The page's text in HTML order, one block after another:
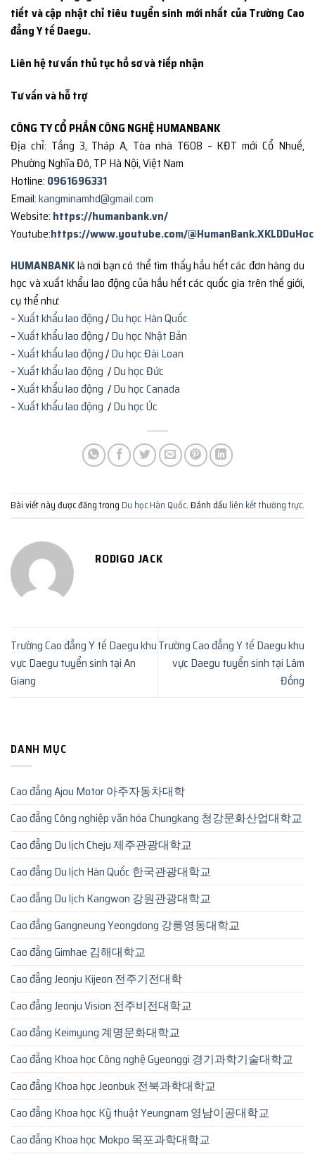
tiết và cập nhật chỉ tiêu tuyển sinh mới nhất của Trường Cao
đẳng Y tế Daegu.
Liên hệ tư vấn thủ tục hồ sơ và tiếp nhận
Tư vấn và hỗ trợ
CÔNG TY CỔ PHẦN CÔNG NGHỆ HUMANBANK
Địa chỉ: Tầng 3, Tháp A, Tòa nhà T608 – KĐT mới Cổ Nhuế,
Phường Nghĩa Đô, TP Hà Nội, Việt Nam
Hotline: 0961696331
Email:kangminamhd@gmail.com
Website: https://humanbank.vn/
Youtube:https://www.youtube.com/@HumanBank.XKLDDuHoc
HUMANBANKlà nơi bạn có thể tìm thấy hầu hết các đơn hàng du
học và xuất khẩu lao động của hầu hết các quốc gia trên thế giới,
cụ thể như:
–Xuất khẩu lao động/Du học Hàn Quốc
–Xuất khẩu lao động/Du học Nhật Bản
–Xuất khẩu lao động/Du học Đài Loan
–Xuất khẩu lao động /Du học Đức
–Xuất khẩu lao động /Du học Canada
–Xuất khẩu lao động /Du học Úc
Bài viết này được đăng trong Du học Hàn Quốc. Đánh dấu liên kết thường trực.
RODIGO JACK
Trường Cao đẳng Y tế Daegu khu
vực Daegu tuyển sinh tại An
Giang
Trường Cao đẳng Y tế Daegu khu
vực Daegu tuyển sinh tại Lâm
Đồng
DANH MỤC
Cao đẳng Ajou Motor 아주자동차대학
Cao đẳng Công nghiệp văn hóa Chungkang 청강문화산업대학교
Cao đẳng Du lịch Cheju 제주관광대학교
Cao đẳng Du lịch Hàn Quốc 한국관광대학교
Cao đẳng Du lịch Kangwon 강원관광대학교
Cao đẳng Gangneung Yeongdong 강릉영동대학교
Cao đẳng Gimhae 김해대학교
Cao đẳng Jeonju Kijeon 전주기전대학
Cao đẳng Jeonju Vision 전주비전대학교
Cao đẳng Keimyung 계명문화대학교
Cao đẳng Khoa học Công nghệ Gyeonggi 경기과학기술대학교
Cao đẳng Khoa học Jeonbuk 전북과학대학교
Cao đẳng Khoa học Kỹ thuật Yeungnam 영남이공대학교
Cao đẳng Khoa học Mokpo 목포과학대학교